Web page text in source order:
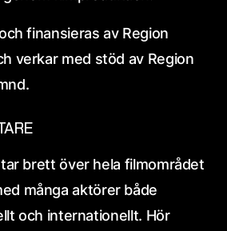
finansieras av Region
verkar med stöd av Region
brett över hela filmområdet
många aktörer både
och internationellt. Hör